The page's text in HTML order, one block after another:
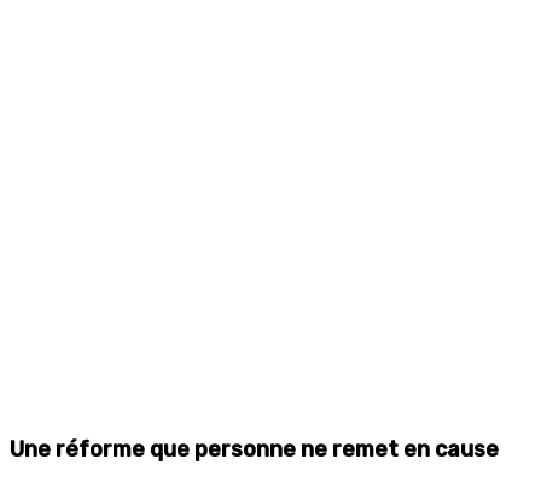
Une réforme que personne ne remet en cause